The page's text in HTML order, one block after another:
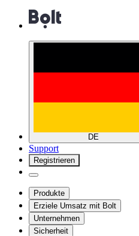
DE
Support
Registrieren
Produkte
Erziele Umsatz mit Bolt
Unternehmen
Sicherheit